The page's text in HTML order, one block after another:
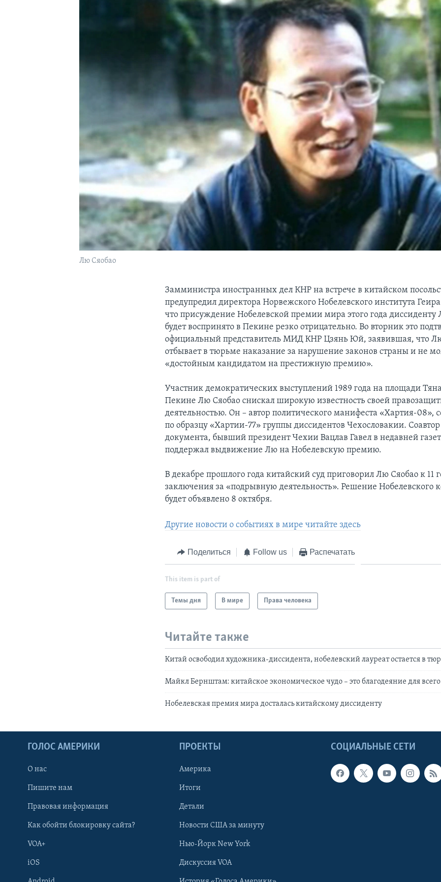
Лю Сяобао
Замминистра иностранных дел КНР на встрече в китайском
предупредил директора Норвежского Нобелевского института
что присуждение Нобелевской премии мира этого года диссиденту
будет воспринято в Пекине резко отрицательно. Во вторник это
официальный представитель МИД КНР Цзянь Юй, заявившая, что
отбывает в тюрьме наказание за нарушение законов страны и не
«достойным кандидатом на престижную премию».
Участник демократических выступлений 1989 года на площади
Пекине Лю Сяобао снискал широкую известность своей
деятельностью. Он – автор политического манифеста «Хартия-08»,
по образцу «Хартии-77» группы диссидентов Чехословакии. Соавтор
документа, бывший президент Чехии Вацлав Гавел в недавней
поддержал выдвижение Лю на Нобелевскую премию.
В декабре прошлого года китайский суд приговорил Лю Сяобао к 11
заключения за «подрывную деятельность». Решение Нобелевского
будет объявлено 8 октября.
Другие новости о событиях в мире читайте здесь
Поделиться Follow us Распечатать
This item is part of
Темы дня В мире Права человека
Читайте также
Китай освободил художника-диссидента, нобелевский лауреат остается в
Майкл Бернштам: китайское экономическое чудо – это благодеяние для
Нобелевская премия мира досталась китайскому диссиденту
СОЦИАЛЬНЫЕ СЕТИ
ГОЛОС АМЕРИКИ
О нас
Пишите нам
Правовая информация
Как обойти блокировку сайта?
VOA+
iOS
ПРОЕКТЫ
Америка
Итоги
Детали
Новости США за минуту
Нью-Йорк New York
Дискуссия VOA